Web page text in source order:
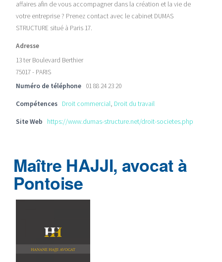
affaires afin de vous accompagner dans la création et la vie de
votre entreprise ? Prenez contact avec le cabinet DUMAS
STRUCTURE situé à Paris 17.
Adresse
13 ter Boulevard Berthier
75017 - PARIS
Numéro de téléphone 01 88 24 23 20
Compétences Droit commercial, Droit du travail
Site Web https://www.dumas-structure.net/droit-societes.php
Maître HAJJI, avocat à
Pontoise